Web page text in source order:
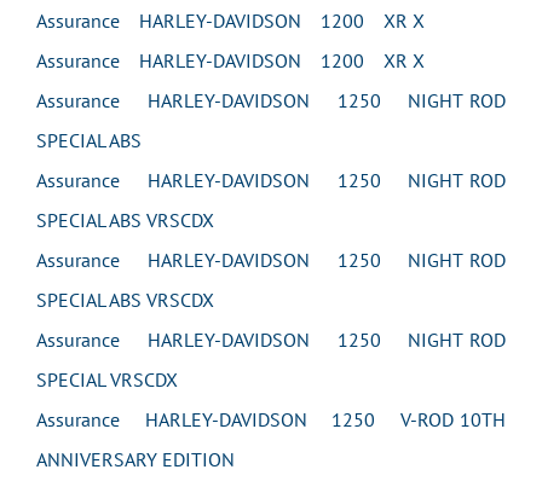
Assurance HARLEY-DAVIDSON 1200 XR X
Assurance HARLEY-DAVIDSON 1200 XR X
Assurance HARLEY-DAVIDSON 1250 NIGHT ROD
SPECIAL ABS
Assurance HARLEY-DAVIDSON 1250 NIGHT ROD
SPECIAL ABS VRSCDX
Assurance HARLEY-DAVIDSON 1250 NIGHT ROD
SPECIAL ABS VRSCDX
Assurance HARLEY-DAVIDSON 1250 NIGHT ROD
SPECIAL VRSCDX
Assurance HARLEY-DAVIDSON 1250 V-ROD 10TH
ANNIVERSARY EDITION